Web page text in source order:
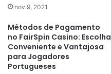
nov 9, 2021
Métodos de Pagamento
no FairSpin Casino: Escolha
Conveniente e Vantajosa
para Jogadores
Portugueses